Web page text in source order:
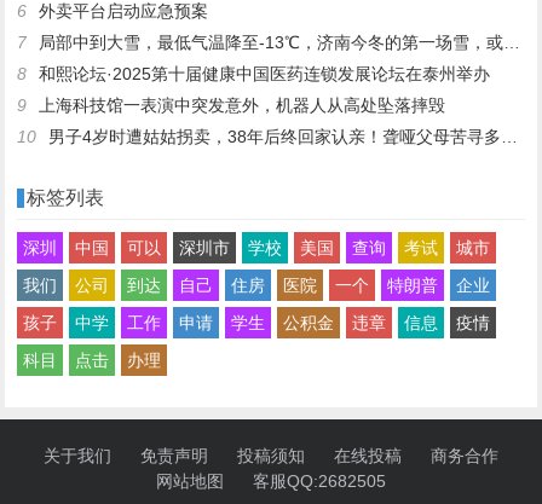
6
外卖平台启动应急预案
7
局部中到大雪，最低气温降至-13℃，济南今冬的第一场雪，或跟去年同一时间！
8
和熙论坛·2025第十届健康中国医药连锁发展论坛在泰州举办
9
上海科技馆一表演中突发意外，机器人从高处坠落摔毁
10
男子4岁时遭姑姑拐卖，38年后终回家认亲！聋哑父母苦寻多年，母亲已抱憾离世丨红星寻人
标签列表
深圳 中国 可以 深圳市 学校 美国 查询 考试
城市
我们
公司 到达 自己 住房 医院 一个 特朗普
企业
孩子
中学 工作 申请 学生 公积金 违章 信息
疫情
科目
点击 办理
关于我们 免责声明 投稿须知 在线投稿
商务合作
网站地图
客服QQ:2682505